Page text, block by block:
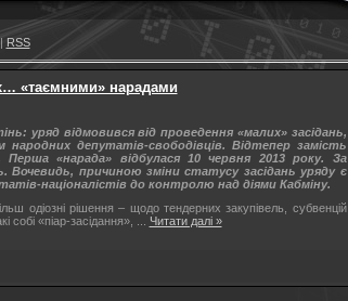
RSS
«таємними» нарадами
уряд відмовився від проведення «малих» засідань,
депутатів-свободівців. Відтепер замість
«нарада» відбулася 10 червня 2013 року. За
Вочевидь, причиною зміни статусу засідань уряду є
націоналістів до контролю над діями Кабміну.
одіозні рішення – щодо тендерних закупівель, субвенцій
«піар-засідання»,
Читати далі »